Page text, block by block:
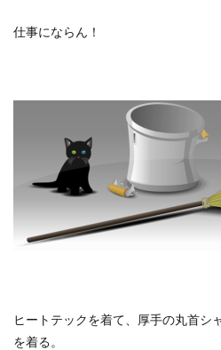
仕事にならん！
ヒートテックを着て、厚手の丸首シ
を着る。